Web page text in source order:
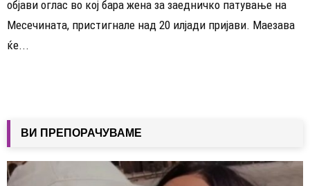
објави оглас во кој бара жена за заедничко патување на
Месечината, пристигнале над 20 илјади пријави. Маезава
ќе...
ВИ ПРЕПОРАЧУВАМЕ